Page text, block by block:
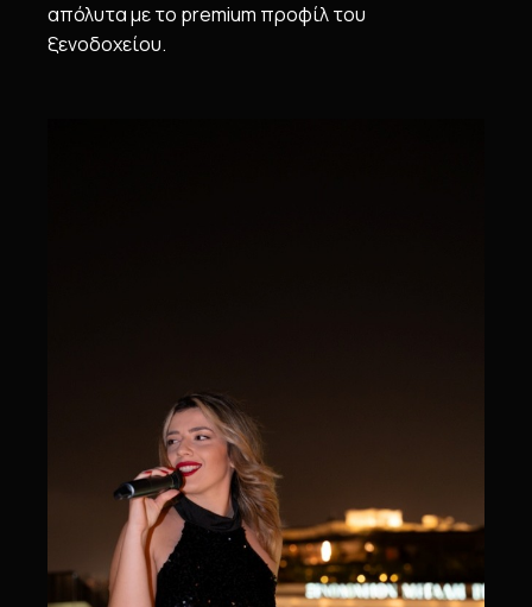
απόλυτα με το premium προφίλ του
ξενοδοχείου.